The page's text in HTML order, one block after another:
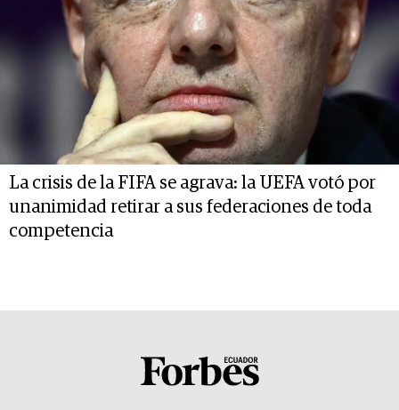
La crisis de la FIFA se agrava: la UEFA votó por
unanimidad retirar a sus federaciones de toda
competencia